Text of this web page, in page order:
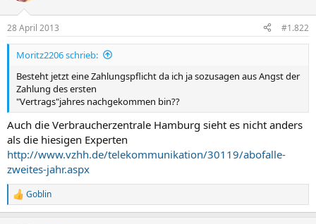
28 April 2013 #1.822
Moritz2206 schrieb:
Besteht jetzt eine Zahlungspflicht da ich ja sozusagen aus Angst der
Zahlung des ersten
"Vertrags"jahres nachgekommen bin??
Auch die Verbraucherzentrale Hamburg sieht es nicht anders
als die hiesigen Experten
http://www.vzhh.de/telekommunikation/30119/abofalle-
zweites-jahr.aspx
R
e
Goblin